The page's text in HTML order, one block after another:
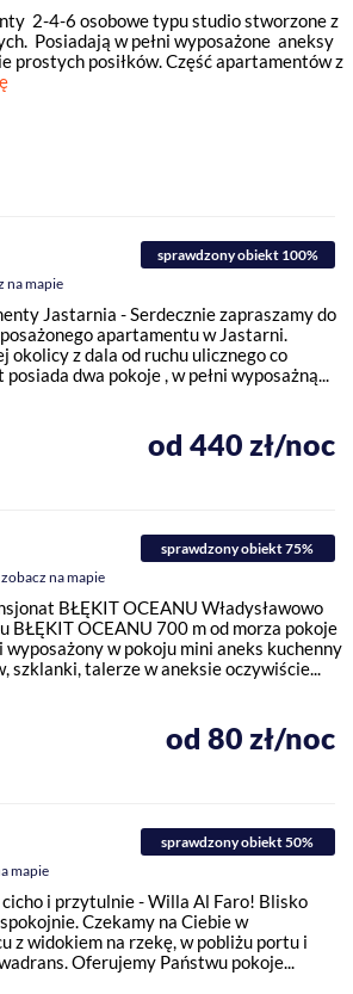
2-4-6 osobowe typu studio stworzone z
Posiadają w pełni wyposażone aneksy
prostych posiłków. Część apartamentów z
sprawdzony obiekt 100%
na mapie
Jastarnia - Serdecznie zapraszamy do
apartamentu w Jastarni.
okolicy z dala od ruchu ulicznego co
dwa pokoje , w pełni wyposażną...
od 440 zł/noc
sprawdzony obiekt 75%
zobacz na mapie
BŁĘKIT OCEANU Władysławowo
BŁĘKIT OCEANU 700 m od morza pokoje
wyposażony w pokoju mini aneks kuchenny
szklanki, talerze w aneksie oczywiście...
od 80 zł/noc
sprawdzony obiekt 50%
mapie
i przytulnie - Willa Al Faro! Blisko
Czekamy na Ciebie w
z widokiem na rzekę, w pobliżu portu i
Oferujemy Państwu pokoje...